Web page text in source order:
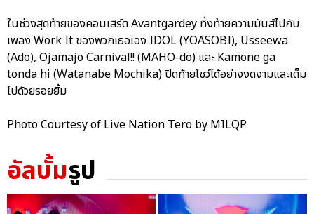
ในช่วงสุดท้ายของคอนเสิร์ต Avantgardey ทิ้งท้ายความมันส์ไปกับ
เพลง Work It ของพวกเธอเอง IDOL (YOASOBI), Usseewa
(Ado), Ojamajo Carnival!! (MAHO-do) และ Kamone ga
tonda hi (Watanabe Mochika) ปิดท้ายโชว์ได้อย่างงดงามและเต็ม
ไปด้วยรอยยิ้ม
Photo Courtesy of Live Nation Tero by MILQP
อัลบั้มรูป